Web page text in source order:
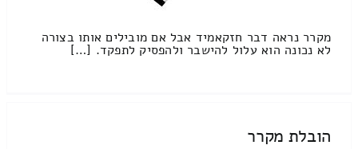
מקרר נראה דבר חזקאמיד אבל אם מובילים אותו בצורה
לא נכונה הוא עלול להישבר ולהפסיק לתפקד. […]
הובלת מקרר